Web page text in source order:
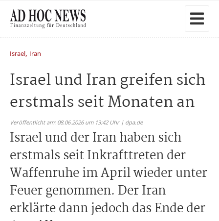
Israel, Iran
Israel und Iran greifen sich
erstmals seit Monaten an
Veröffentlicht am: 08.06.2026 um 13:42 Uhr | dpa.de
Israel und der Iran haben sich
erstmals seit Inkrafttreten der
Waffenruhe im April wieder unter
Feuer genommen. Der Iran
erklärte dann jedoch das Ende der